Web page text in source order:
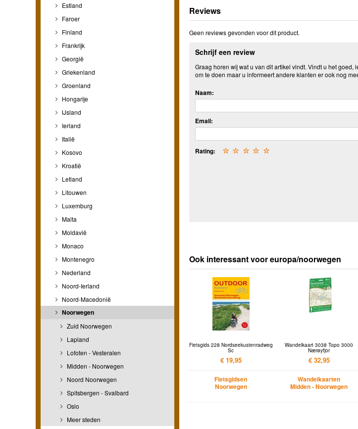
Estland
Faroer
Finland
Frankrijk
Georgië
Griekenland
Groenland
Hongarije
IJsland
Ierland
Italië
Kosovo
Kroatië
Letland
Litouwen
Luxemburg
Malta
Moldavië
Monaco
Montenegro
Nederland
Noord-Ierland
Noord-Macedonië
Noorwegen
Zuid Noorwegen
Lapland
Lofoten - Vesteralen
Midden - Noorwegen
Noord Noorwegen
Spitsbergen - Svalbard
Oslo
Meer steden
Reviews
Geen reviews gevonden voor dit product.
Schrijf een review
Graag horen wij wat u van dit artikel vindt. Vindt u het
om te doen maar u informeert andere klanten er ook nog
Naam:
Email:
Rating: ☆
☆
☆
☆
☆
Ook interessant voor europa/noorwegen
Fietsgids 228 Nordseekustenradweg
Sc
€ 19,95
Fietsgidsen
Noorwegen
Wandelkaart 3038 Topo 3000
Nærøyfjor
€ 32,95
Wandelkaarten
Midden - Noorwegen